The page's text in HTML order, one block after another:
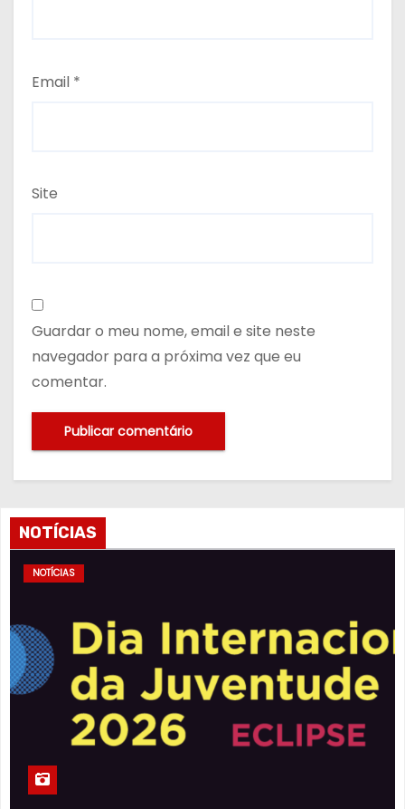
Email *
Site
Guardar o meu nome, email e site neste
navegador para a próxima vez que eu
comentar.
NOTÍCIAS
NOTÍCIAS